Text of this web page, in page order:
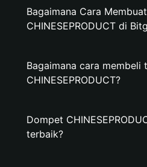
Bagaimana Cara
CHINESEPRODUCT di
Bagaimana cara membeli
CHINESEPRODUCT?
Dompet
terbaik?